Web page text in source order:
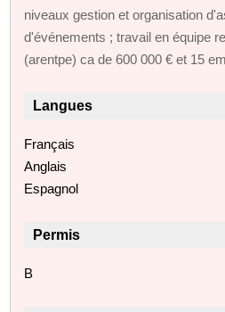
niveaux gestion et organisation
d'événements ; travail en équipe
(arentpe) ca de 600 000 € et 15
Langues
Français
Anglais
Espagnol
Permis
B